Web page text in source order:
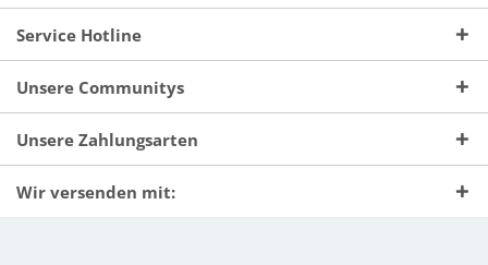
Service Hotline
Unsere Communitys
Unsere Zahlungsarten
Wir versenden mit: